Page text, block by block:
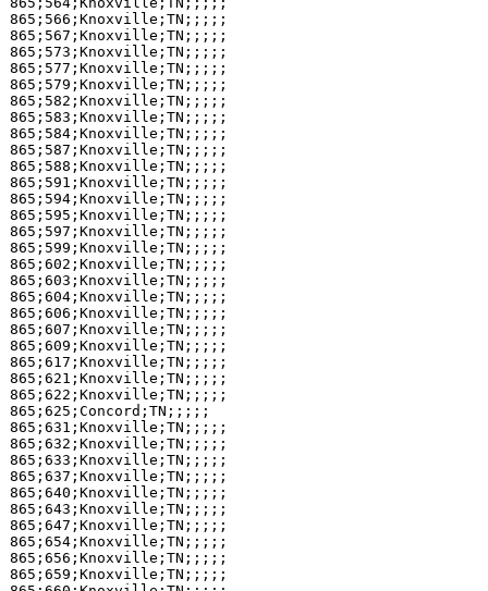
865;566;Knoxville;TN;;;;;
865;567;Knoxville;TN;;;;;
865;573;Knoxville;TN;;;;;
865;577;Knoxville;TN;;;;;
865;579;Knoxville;TN;;;;;
865;582;Knoxville;TN;;;;;
865;583;Knoxville;TN;;;;;
865;584;Knoxville;TN;;;;;
865;587;Knoxville;TN;;;;;
865;588;Knoxville;TN;;;;;
865;591;Knoxville;TN;;;;;
865;594;Knoxville;TN;;;;;
865;595;Knoxville;TN;;;;;
865;597;Knoxville;TN;;;;;
865;599;Knoxville;TN;;;;;
865;602;Knoxville;TN;;;;;
865;603;Knoxville;TN;;;;;
865;604;Knoxville;TN;;;;;
865;606;Knoxville;TN;;;;;
865;607;Knoxville;TN;;;;;
865;609;Knoxville;TN;;;;;
865;617;Knoxville;TN;;;;;
865;621;Knoxville;TN;;;;;
865;622;Knoxville;TN;;;;;
865;625;Concord;TN;;;;;
865;631;Knoxville;TN;;;;;
865;632;Knoxville;TN;;;;;
865;633;Knoxville;TN;;;;;
865;637;Knoxville;TN;;;;;
865;640;Knoxville;TN;;;;;
865;643;Knoxville;TN;;;;;
865;647;Knoxville;TN;;;;;
865;654;Knoxville;TN;;;;;
865;656;Knoxville;TN;;;;;
865;659;Knoxville;TN;;;;;